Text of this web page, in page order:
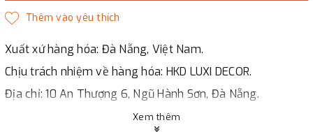
Xuất xứ hàng hóa: Đà Nẵng, Việt Nam.
Chịu trách nhiệm về hàng hóa: HKD LUXI DECOR.
Địa chỉ: 10 An Thượng 6, Ngũ Hành Sơn, Đà Nẵng.
Xem thêm